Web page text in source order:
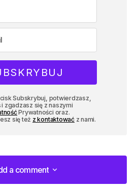
Subskrybuj, potwierdzasz,
i zgadzasz się z naszymi
Prywatności oraz.
się też z kontaktowaćz nami.
a comment
a comment